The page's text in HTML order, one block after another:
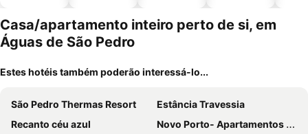
Casa/apartamento inteiro perto de si, em
Águas de São Pedro
Estes hotéis também poderão interessá-lo...
São Pedro Thermas Resort
Estância Travessia
Recanto céu azul
Novo Porto- Apartamentos 2 quartos, varanda, cozinha integrada